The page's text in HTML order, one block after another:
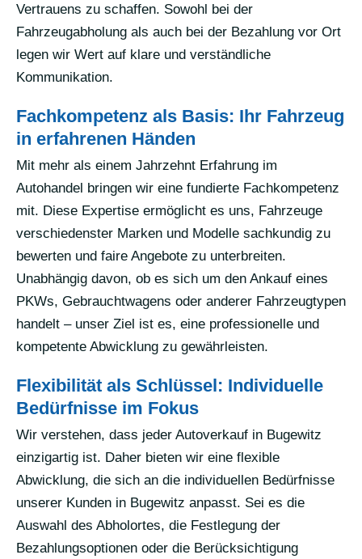
Vertrauens zu schaffen. Sowohl bei der
Fahrzeugabholung als auch bei der Bezahlung vor Ort
legen wir Wert auf klare und verständliche
Kommunikation.
Fachkompetenz als Basis: Ihr Fahrzeug
in erfahrenen Händen
Mit mehr als einem Jahrzehnt Erfahrung im
Autohandel bringen wir eine fundierte Fachkompetenz
mit. Diese Expertise ermöglicht es uns, Fahrzeuge
verschiedenster Marken und Modelle sachkundig zu
bewerten und faire Angebote zu unterbreiten.
Unabhängig davon, ob es sich um den Ankauf eines
PKWs, Gebrauchtwagens oder anderer Fahrzeugtypen
handelt – unser Ziel ist es, eine professionelle und
kompetente Abwicklung zu gewährleisten.
Flexibilität als Schlüssel: Individuelle
Bedürfnisse im Fokus
Wir verstehen, dass jeder Autoverkauf in Bugewitz
einzigartig ist. Daher bieten wir eine flexible
Abwicklung, die sich an die individuellen Bedürfnisse
unserer Kunden in Bugewitz anpasst. Sei es die
Auswahl des Abholortes, die Festlegung der
Bezahlungsoptionen oder die Berücksichtigung